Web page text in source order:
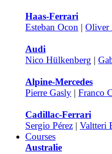
Haas-Ferrari
Esteban Ocon | Oliver
Audi
Nico Hülkenberg |
Alpine-Mercedes
Pierre Gasly | Franco
Cadillac-Ferrari
Sergio Pérez | Valtteri
Courses
Australie